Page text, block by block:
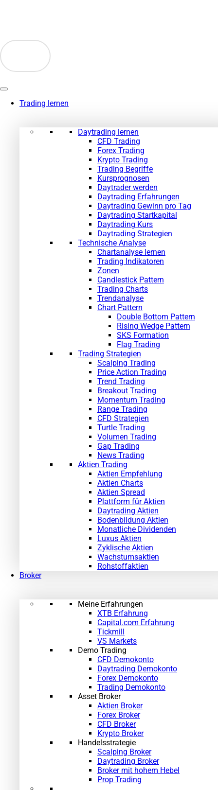
Trading lernen
Daytrading lernen
CFD Trading
Forex Trading
Krypto Trading
Trading Begriffe
Kursprognosen
Daytrader werden
Daytrading Erfahrungen
Daytrading Gewinn pro Tag
Daytrading Startkapital
Daytrading Kurs
Daytrading Strategien
Technische Analyse
Chartanalyse lernen
Trading Indikatoren
Zonen
Candlestick Pattern
Trading Charts
Trendanalyse
Chart Pattern
Double Bottom Pattern
Rising Wedge Pattern
SKS Formation
Flag Trading
Trading Strategien
Scalping Trading
Price Action Trading
Trend Trading
Breakout Trading
Momentum Trading
Range Trading
CFD Strategien
Turtle Trading
Volumen Trading
Gap Trading
News Trading
Aktien Trading
Aktien Empfehlung
Aktien Charts
Aktien Spread
Plattform für Aktien
Daytrading Aktien
Bodenbildung Aktien
Monatliche Dividenden
Luxus Aktien
Zyklische Aktien
Wachstumsaktien
Rohstoffaktien
Broker
Meine Erfahrungen
XTB Erfahrung
Capital.com Erfahrung
Tickmill
VS Markets
Demo Trading
CFD Demokonto
Daytrading Demokonto
Forex Demokonto
Trading Demokonto
Asset Broker
Aktien Broker
Forex Broker
CFD Broker
Krypto Broker
Handelsstrategie
Scalping Broker
Daytrading Broker
Broker mit hohem Hebel
Prop Trading